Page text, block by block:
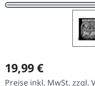
Regulärer Preis:
19,99 €
Preise inkl. MwSt. zzgl.